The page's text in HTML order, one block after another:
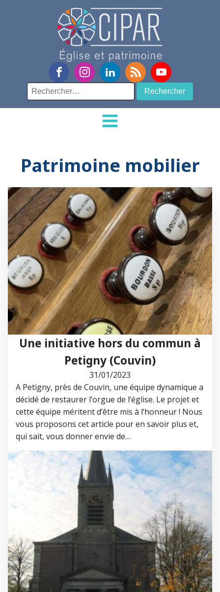
Rechercher :
Patrimoine mobilier
Une initiative hors du commun à
Petigny (Couvin)
31/01/2023
A Petigny, près de Couvin, une équipe dynamique a
décidé de restaurer l’orgue de l’église. Le projet et
cette équipe méritent d’être mis à l’honneur ! Nous
vous proposons cet article pour en savoir plus et,
qui sait, vous donner envie de…